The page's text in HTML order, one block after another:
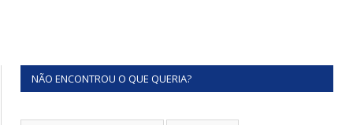
NÃO ENCONTROU O QUE QUERIA?